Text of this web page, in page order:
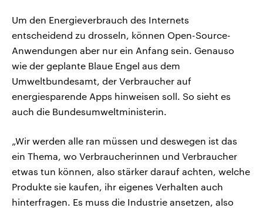
Um den Energieverbrauch des Internets
entscheidend zu drosseln, können Open-Source-
Anwendungen aber nur ein Anfang sein. Genauso
wie der geplante Blaue Engel aus dem
Umweltbundesamt, der Verbraucher auf
energiesparende Apps hinweisen soll. So sieht es
auch die Bundesumweltministerin.
„Wir werden alle ran müssen und deswegen ist das
ein Thema, wo Verbraucherinnen und Verbraucher
etwas tun können, also stärker darauf achten, welche
Produkte sie kaufen, ihr eigenes Verhalten auch
hinterfragen. Es muss die Industrie ansetzen, also